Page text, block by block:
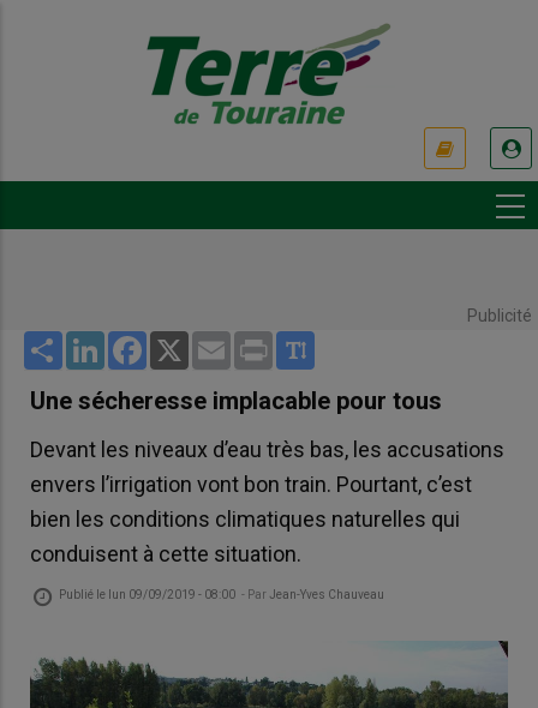
Publicité
Share LinkedInFacebook
X Email Print
Une sécheresse implacable pour tous
Devant les niveaux d’eau très bas, les accusations
envers l’irrigation vont bon train. Pourtant, c’est
bien les conditions climatiques naturelles qui
conduisent à cette situation.
Publié le lun 09/09/2019 - 08:00 - Par Jean-Yves Chauveau